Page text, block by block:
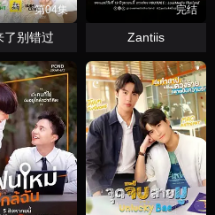
第04集
了别错过
完结
Zantiis